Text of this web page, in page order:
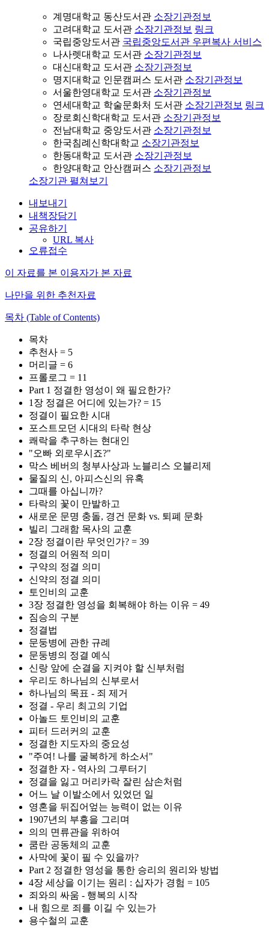
계명대학교 동산도서관 소장기관정보
고려대학교 도서관 소장기관정보 링크
국립중앙도서관 국립중앙도서관 우편복사 서비스
나사렛대학교 도서관 소장기관정보
대신대학교 도서관 소장기관정보
명지대학교 인문캠퍼스 도서관 소장기관정보
서울한영대학교 도서관 소장기관정보
연세대학교 학술문화처 도서관 소장기관정보 링크
장로회신학대학교 도서관 소장기관정보
전남대학교 중앙도서관 소장기관정보
한국침례신학대학교 소장기관정보
한동대학교 도서관 소장기관정보
한양대학교 안산캠퍼스 소장기관정보
소장기관 펼쳐보기
내보내기
내책장담기
공유하기
URL 복사
오류접수
이 자료를 본 이용자가 본 자료
나만을 위한 추천자료
목차 (Table of Contents)
목차
추천사 = 5
머리글 = 6
프롤로그 = 11
Part 1 정결한 영성이 왜 필요한가?
1장 정결은 어디에 있는가? = 15
정결이 필요한 시대
포스트모던 시대의 타락 현상
쾌락을 추구하는 현대인
"오빠 외로우시죠?"
막스 베버의 청부사상과 노블리스 오블리제
물질의 신, 아피스신의 유혹
그때를 아십니까?
타락의 꽃이 만발하고
새로운 문명 충돌, 경건 문화 vs. 퇴폐 문화
빌리 그래함 목사의 교훈
2장 정결이란 무엇인가? = 39
정결의 어원적 의미
구약의 정결 의미
신약의 정결 의미
토인비의 교훈
3장 정결한 영성을 회복해야 하는 이유 = 49
짐승의 구분
정결법
문둥병에 관한 규례
문둥병의 정결 예식
신랑 앞에 순결을 지켜야 할 신부처럼
우리도 하나님의 신부로서
하나님의 목표 - 죄 제거
정결 - 우리 최고의 기업
아놀드 토인비의 교훈
피터 드러커의 교훈
정결한 지도자의 중요성
"주여! 나를 굴복하게 하소서"
정결한 자 - 역사의 그루터기
정결을 잃고 머리카락 잘린 삼손처럼
어느 날 이발소에서 있었던 일
영혼을 뒤집어엎는 능력이 없는 이유
1907년의 부흥을 그리며
의의 면류관을 위하여
쿰란 공동체의 교훈
사막에 꽃이 필 수 있을까?
Part 2 정결한 영성을 통한 승리의 원리와 방법
4장 세상을 이기는 원리 : 십자가 경험 = 105
죄와의 싸움 - 행복의 시작
내 힘으로 죄를 이길 수 있는가
용수철의 교훈